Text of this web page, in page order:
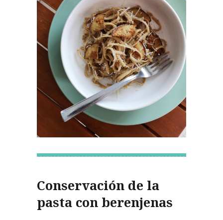
Conservación de la
pasta con berenjenas